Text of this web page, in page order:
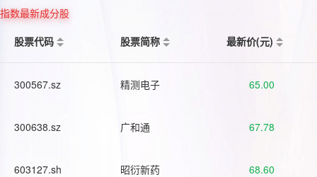
指数最新成分股
股票代码
股票简称 最新价(元)
300567.sz 精测电子 65.00
300638.sz 广和通 67.78
603127.sh 昭衍新药 68.60